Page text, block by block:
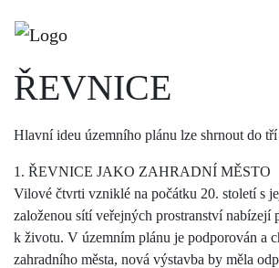
ÚZEMNÍ PLÁN
ŘEVNICE
Hlavní ideu územního plánu lze shrnout do
1. ŘEVNICE JAKO ZAHRADNÍ MĚSTO
Vilové čtvrti vzniklé na počátku 20. století s
založenou sítí veřejných prostranství nabízejí
k životu. V územním plánu je podporován a
zahradního města, nová výstavba by měla